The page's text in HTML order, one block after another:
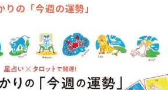
の「今週の運勢」